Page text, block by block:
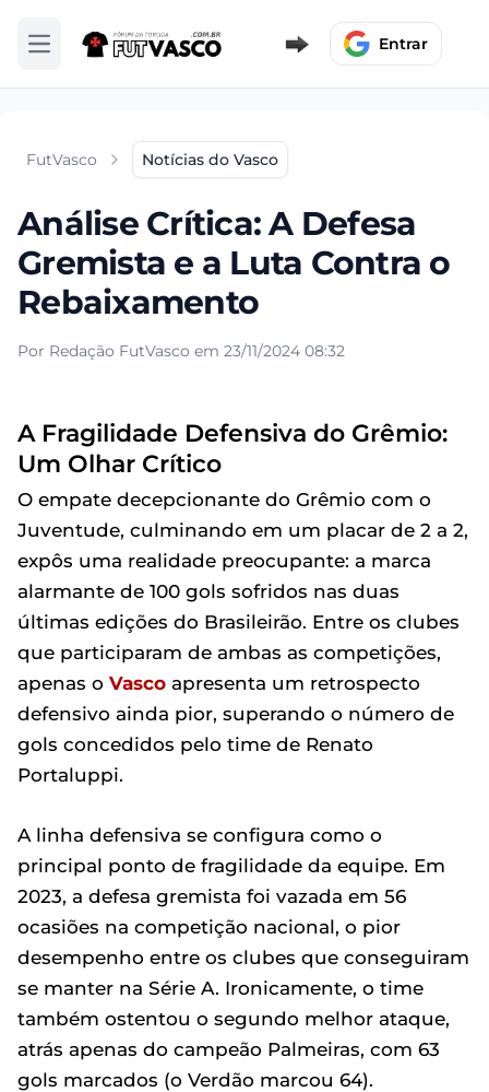
Abrir menu Entrar
FutVasco Notícias do Vasco
Análise Crítica: A Defesa
Gremista e a Luta Contra o
Rebaixamento
Por Redação FutVasco em 23/11/2024 08:32
A Fragilidade Defensiva do Grêmio:
Um Olhar Crítico
O empate decepcionante do Grêmio com o
Juventude, culminando em um placar de 2 a 2,
expôs uma realidade preocupante: a marca
alarmante de 100 gols sofridos nas duas
últimas edições do Brasileirão. Entre os clubes
que participaram de ambas as competições,
apenas o Vasco apresenta um retrospecto
defensivo ainda pior, superando o número de
gols concedidos pelo time de Renato
Portaluppi.
A linha defensiva se configura como o
principal ponto de fragilidade da equipe. Em
2023, a defesa gremista foi vazada em 56
ocasiões na competição nacional, o pior
desempenho entre os clubes que conseguiram
se manter na Série A. Ironicamente, o time
também ostentou o segundo melhor ataque,
atrás apenas do campeão Palmeiras, com 63
gols marcados (o Verdão marcou 64).